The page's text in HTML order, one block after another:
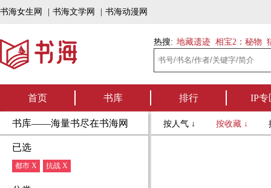
书海女生网 书海文学网 书海动漫网
热搜: 地藏遗迹 相宝2：秘物
首页 书库 排行 IP专
书库——海量书尽在书海网
已选
都市 X 抗战 X
按人气 ↓ 按收藏 ↓